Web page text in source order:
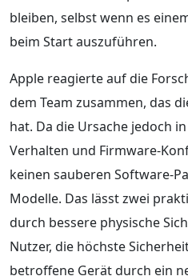
bleiben, selbst wenn es
beim Start auszuführen.
Apple reagierte auf die
dem Team zusammen, das
hat. Da die Ursache jedoch
Verhalten und Firmware-
keinen sauberen Software-
Modelle. Das lässt zwei
durch bessere physische
Nutzer, die höchste
betroffene Gerät durch ein